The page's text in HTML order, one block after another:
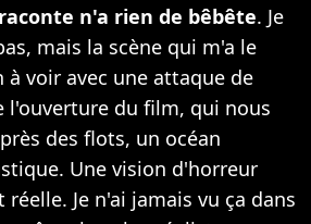
n'a rien de bêbête. Je
mais la scène qui m'a le
à voir avec une attaque de
l'ouverture du film, qui nous
des flots, un océan
Une vision d'horreur
Je n'ai jamais vu ça dans